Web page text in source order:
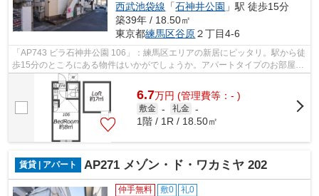
西武池袋線 「石神井公園 」駅 徒歩15分
築39年 / 18.50㎡
東京都練馬区谷原２丁目4-6
「AP743 ビラ石神井公園 106」：練馬区エリアの新居にピッタリ。駅から徒
歩15分のところにある物件はいかがでしょうか。アパートタイプのお部屋で
す。ユニホー大泉学園店スタッフが不...
6.7万円 (管理費等：- )
敷金 - 礼金 -
1階 / 1R / 18.50㎡
賃貸 | アパート AP271 メゾン・ド・ワカミヤ 202
仲手無料 敷0 礼0